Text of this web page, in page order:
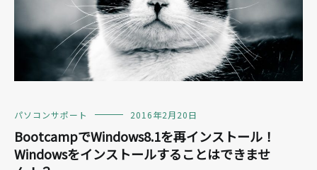
パソコンサポート 2016年2月20日
BootcampでWindows8.1を再インストール！
Windowsをインストールすることはできませ